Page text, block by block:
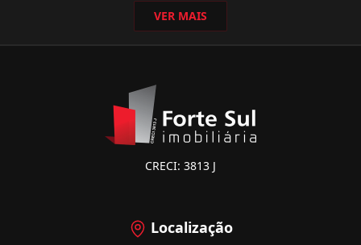
VER MAIS
CRECI: 3813 J
Localização